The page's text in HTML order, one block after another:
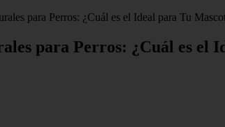
para Perros: ¿Cuál es el Ideal para Tu
para Perros: ¿Cuál es el